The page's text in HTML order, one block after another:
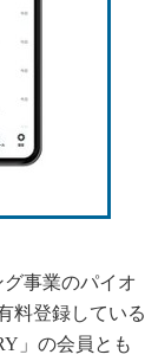
事業のパイオ
料登録している
」の会員とも